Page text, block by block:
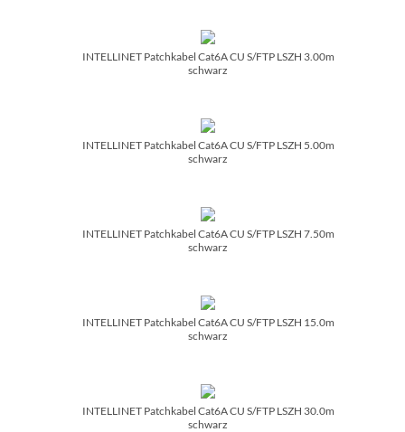
INTELLINET Patchkabel Cat6A CU S/­FTP LSZH 3.00m
schwarz
INTELLINET Patchkabel Cat6A CU S/­FTP LSZH 5.00m
schwarz
INTELLINET Patchkabel Cat6A CU S/­FTP LSZH 7.50m
schwarz
INTELLINET Patchkabel Cat6A CU S/­FTP LSZH 15.0m
schwarz
INTELLINET Patchkabel Cat6A CU S/­FTP LSZH 30.0m
schwarz